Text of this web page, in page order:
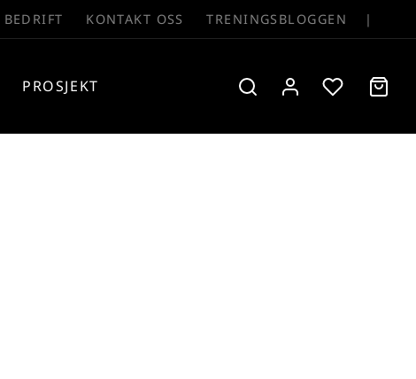
BEDRIFT KONTAKT OSS TRENINGSBLOGGEN |
PROSJEKT